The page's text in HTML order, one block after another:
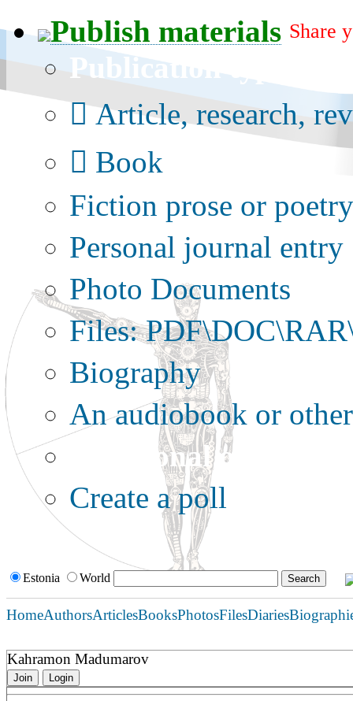
Publish materials Share
Publication type?
Article, research,
Book
Fiction prose or poetry
Personal journal entry
Photo Documents
Files:
Biography
An audiobook or
Additional options:
Create a poll
Estonia World
HomeAuthorsArticlesBooksPhotosFilesDiaries
Kahramon Madumarov
Join Login